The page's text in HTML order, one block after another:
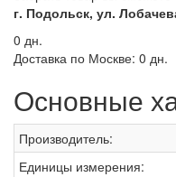
г. Подольск, ул.
0 дн.
Доставка по Москве: 0 дн.
Основные
Производитель:
Единицы измерения: